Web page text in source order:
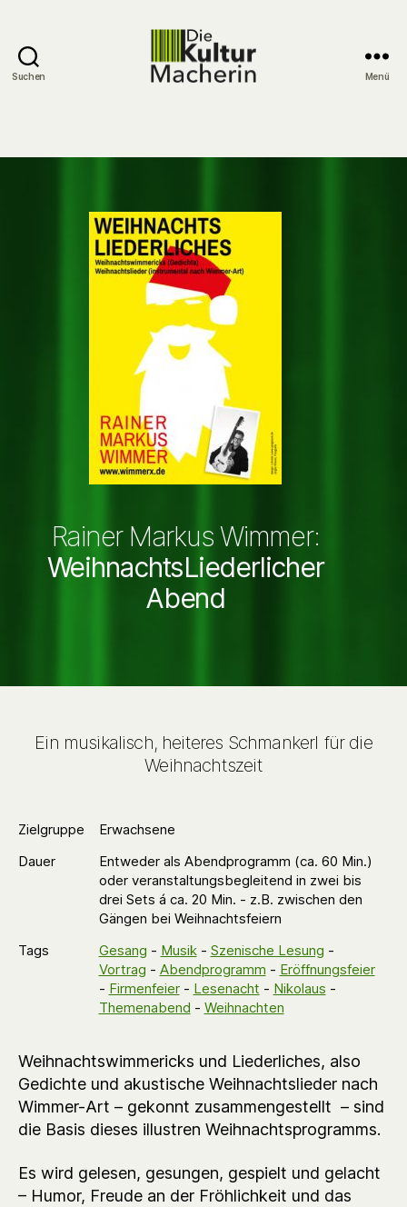
Suchen Menü
Rainer Markus Wimmer:
WeihnachtsLiederlicher
Abend
Ein musikalisch, heiteres Schmankerl für die
Weihnachtszeit
Zielgruppe
Erwachsene
Dauer
Entweder als Abendprogramm (ca. 60 Min.)
oder veranstaltungsbegleitend in zwei bis
drei Sets á ca. 20 Min. - z.B. zwischen den
Gängen bei Weihnachtsfeiern
Tags
Gesang - Musik- Szenische Lesung -
Vortrag - Abendprogramm - Eröffnungsfeier
- Firmenfeier- Lesenacht - Nikolaus -
Themenabend - Weihnachten
Weihnachtswimmericks und Liederliches, also
Gedichte und akustische Weihnachtslieder nach
Wimmer-Art – gekonnt zusammengestellt – sind
die Basis dieses illustren Weihnachtsprogramms.
Es wird gelesen, gesungen, gespielt und gelacht
– Humor, Freude an der Fröhlichkeit und das